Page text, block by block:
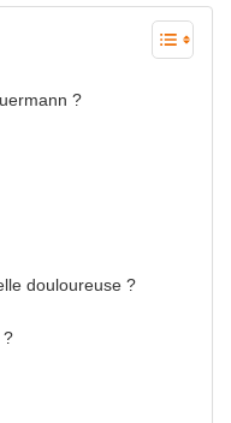
?
douloureuse ?
?